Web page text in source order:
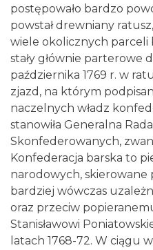
postępowało bardzo
powstał drewniany
wiele okolicznych parceli
stały głównie parterowe
października 1769 r. w
zjazd, na którym
naczelnych władz
stanowiła Generalna
Skonfederowanych,
Konfederacja barska to
narodowych, skierowane
bardziej wówczas
oraz przeciw
Stanisławowi
latach 1768-72. W ciągu